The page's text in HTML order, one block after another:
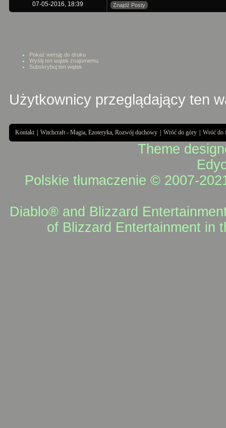
07-05-2016, 18:39 Znajdź Posty
Pokaż wersję do druku
Wyślij ten wątek znajomemu
Subskrybuj ten wątek
Użytkownicy przeglądający ten
Kontakt Witchcraft - Magia, Ezoteryka, Rozwój duchowy Wróć do góry Wróć do
Theme
Polskie tłumaczenie © 2007-
Diablo® and Blizzard
of Blizzard Entertainment in